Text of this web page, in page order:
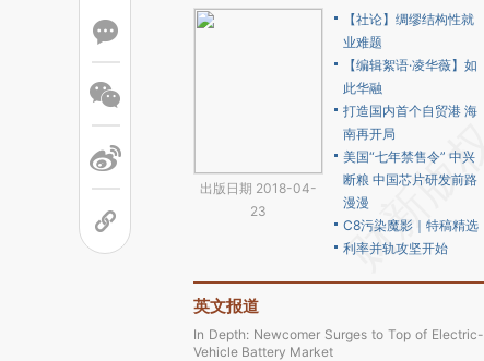
出版日期 2018-04-
23
【社论】绸缪结构性就
业难题
【编辑絮语·凌华薇】如
此华融
打造国内首个自贸港 海
南再开局
美国“七年禁售令” 中兴
断粮 中国芯片研发前路
漫漫
C8污染魔影｜特稿精选
利率并轨攻坚开始
英文报道
In Depth: Newcomer Surges to Top of Electric-
Vehicle Battery Market